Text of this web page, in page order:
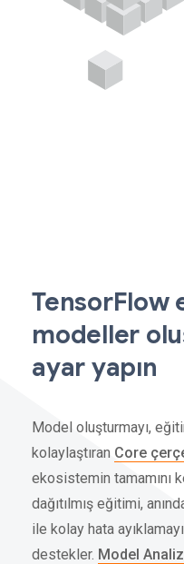
TensorFlow
modeller
ayar yapın
Model oluşturmayı,
kolaylaştıran Core
ekosistemin tamamını
dağıtılmış eğitimi,
ile kolay hata
destekler. Model